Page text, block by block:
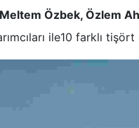
Özbek, Özlem
ile10 farklı